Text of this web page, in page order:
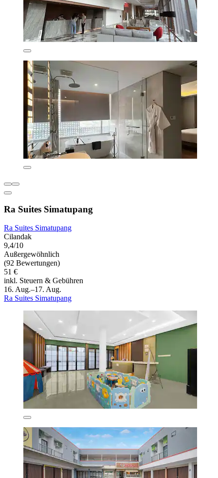
Ra Suites Simatupang
Ra Suites Simatupang
Cilandak
9,4/10
Außergewöhnlich
(92 Bewertungen)
51 €
inkl. Steuern & Gebühren
16. Aug.–17. Aug.
Ra Suites Simatupang